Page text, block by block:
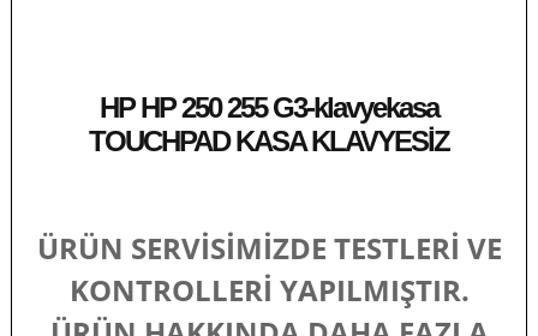
HP HP 250 255 G3-klavyekasa
TOUCHPAD KASA KLAVYESİZ
ÜRÜN SERVİSİMİZDE TESTLERİ VE
KONTROLLERİ YAPILMIŞTIR.